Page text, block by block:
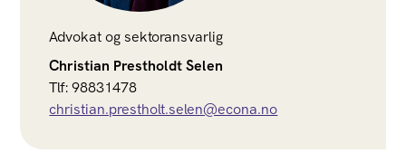
Advokat og sektoransvarlig
Christian Prestholdt Selen
Tlf: 98831478
christian.prestholt.selen@econa.no